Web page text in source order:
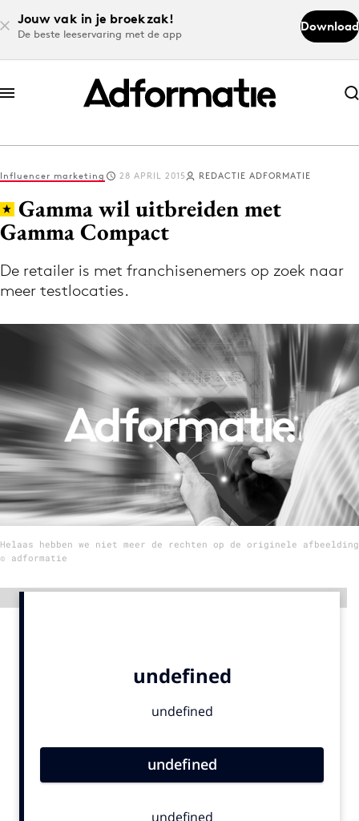
Jouw vak in je broekzak!
De beste leeservaring met de app
Download
Abonneer nu
Abonneer nu
Log in
Volg het laatste nieuws via de Adformatie
Menu
Home
9 sept: GenAI-training
12 nov: MarketingLive!
Adverteren
Events
Carriere
Influencer marketing 28 APRIL 2015 REDACTIE ADFORMATIE
Gamma wil uitbreiden met
Gamma Compact
De retailer is met franchisenemers op zoek naar
meer testlocaties.
Helaas hebben we niet meer de rechten op de originele afbeelding
© adformatie